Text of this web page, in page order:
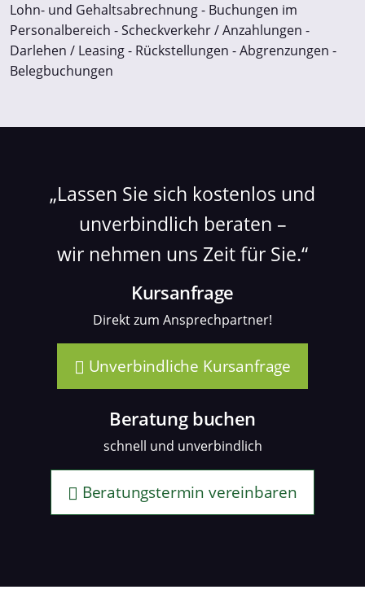
Lohn- und Gehaltsabrechnung - Buchungen im
Personalbereich - Scheckverkehr / Anzahlungen -
Darlehen / Leasing - Rückstellungen - Abgrenzungen -
Belegbuchungen
Lassen Sie sich kostenlos und
unverbindlich beraten –
wir nehmen uns Zeit für Sie.
Kursanfrage
Direkt zum Ansprechpartner!
Unverbindliche Kursanfrage
Beratung buchen
schnell und unverbindlich
Beratungstermin vereinbaren